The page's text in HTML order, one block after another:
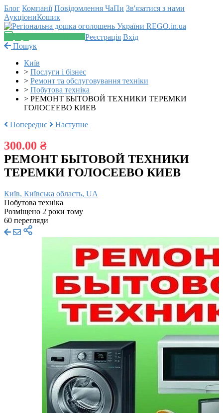
Блог Компанії Повідомлення ЧаПи Зв'язатися з нами
АукціониКошик
Реєстрація Вхід
Пошук
Київ
> Послуги і бізнес
> Ремонт та обслуговування техніки
> Побутова техніка
> РЕМОНТ БЫТОВОЙ ТЕХНИКИ ТЕРЕМКИ
ГОЛОСЕЕВО КИЕВ
Попереднє
Наступне
300.00 ₴
РЕМОНТ БЫТОВОЙ ТЕХНИКИ
ТЕРЕМКИ ГОЛОСЕЕВО КИЕВ
Київ, Київська область, UA
Побутова техніка
Розміщено 2 роки тому
60 перегляди